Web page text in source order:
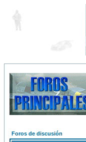
Foros de discusión